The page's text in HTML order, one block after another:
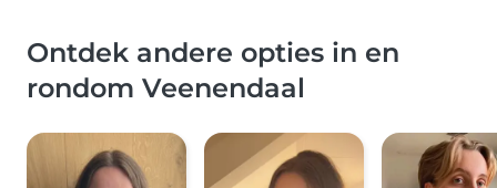
Ontdek andere opties in en
rondom Veenendaal